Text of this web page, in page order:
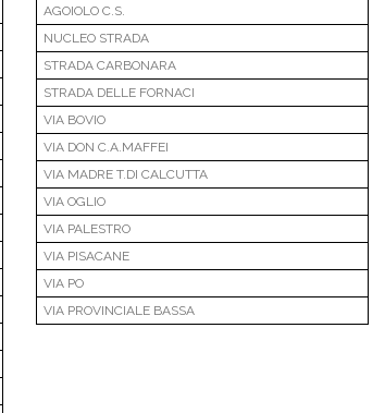
AGOIOLO C.S.
NUCLEO STRADA
STRADA CARBONARA
STRADA DELLE FORNACI
VIA BOVIO
VIA DON C.A.MAFFEI
VIA MADRE T.DI CALCUTTA
VIA OGLIO
VIA PALESTRO
VIA PISACANE
VIA PO
VIA PROVINCIALE BASSA